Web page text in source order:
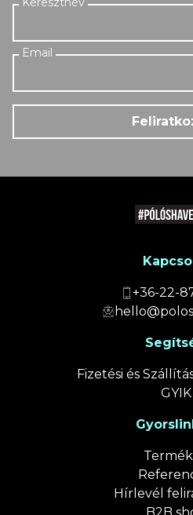
+36-22-
Fizetési és
GYIK
Hírlevél